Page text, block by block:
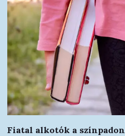
Fiatal alkotók a színpadon